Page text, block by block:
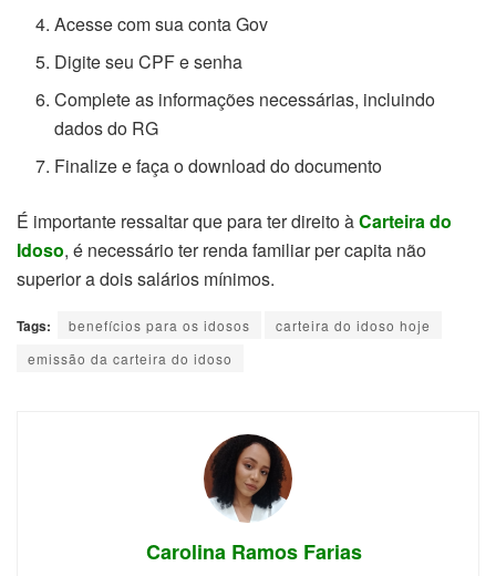
Acesse com sua conta Gov
Digite seu CPF e senha
Complete as informações necessárias, incluindo
dados do RG
Finalize e faça o download do documento
É importante ressaltar que para ter direito àCarteira do
Idoso, é necessário ter renda familiar per capita não
superior a dois salários mínimos.
Tags: benefícios para os idosos
carteira do idoso hoje
emissão da carteira do idoso
Carolina Ramos Farias